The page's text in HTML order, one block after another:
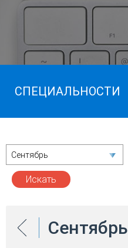
СПЕЦИАЛЬНОСТИ
Сентябрь
Сентябрь